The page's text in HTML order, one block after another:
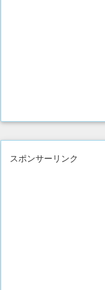
スポンサーリンク